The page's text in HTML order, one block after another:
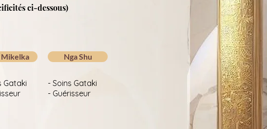
ci-dessous)
Mikelka
Gataki
Nga Shu
- Soins Gataki
- Guérisseur